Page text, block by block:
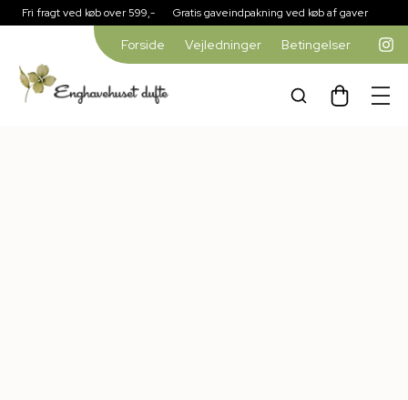
Fri fragt ved køb over 599,- Gratis gaveindpakning ved køb af gaver
Forside Vejledninger Betingelser